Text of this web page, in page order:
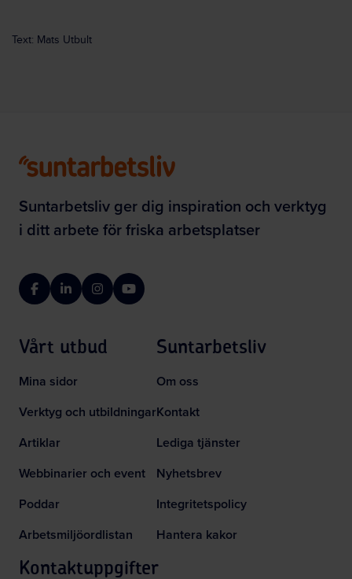
Text: Mats Utbult
Suntarbetsliv ger dig inspiration och verktyg
i ditt arbete för friska arbetsplatser
FacebookLinkedInInstagramYouTube
Vårt utbud
Mina sidor
Verktyg och utbildningar
Artiklar
Webbinarier och event
Poddar
Arbetsmiljöordlistan
Suntarbetsliv
Om oss
Kontakt
Lediga tjänster
Nyhetsbrev
Integritetspolicy
Hantera kakor
Kontaktuppgifter